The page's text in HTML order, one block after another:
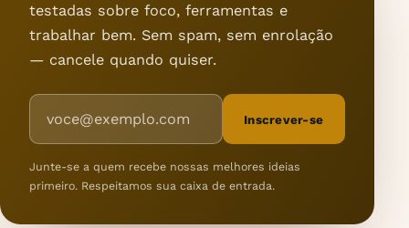
testadas sobre foco, ferramentas e
trabalhar bem. Sem spam, sem enrolação
— cancele quando quiser.
Endereço de e-mail
Inscrever-se
Junte-se a quem recebe nossas melhores ideias
primeiro. Respeitamos sua caixa de entrada.